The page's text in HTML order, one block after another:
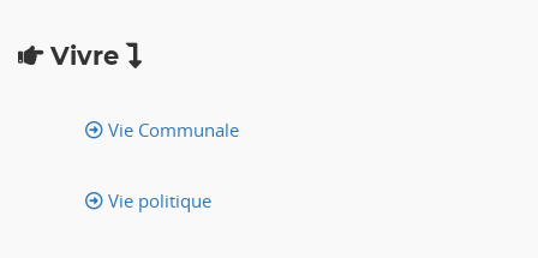
Vivre
Vie Communale
Vie politique